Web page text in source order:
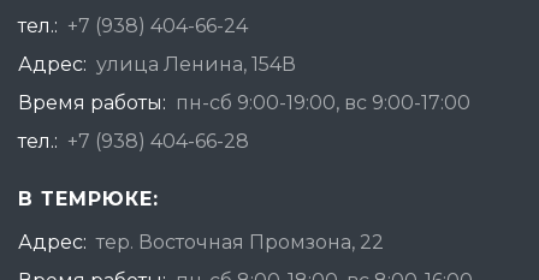
тел.: +7 (938) 404-66-24
Адрес: улица Ленина, 154В
Время работы: пн-сб 9:00-19:00, вс 9:00-17:00
тел.: +7 (938) 404-66-28
В ТЕМРЮКЕ:
Адрес: тер. Восточная Промзона, 22